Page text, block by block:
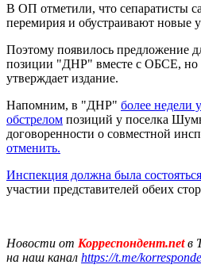
В ОП отметили, что сепаратисты
перемирия и обустраивают новые
Поэтому появилось предложение
позиции "ДНР" вместе с ОБСЕ, но
утверждает издание.
Напомним, в "ДНР" более недели
обстрелом позиций у поселка
договоренности о совместной
отменить.
Инспекция должна была состояться
участии представителей обеих
Новости от Корреспондент.netв
на наш канал https://t.me/